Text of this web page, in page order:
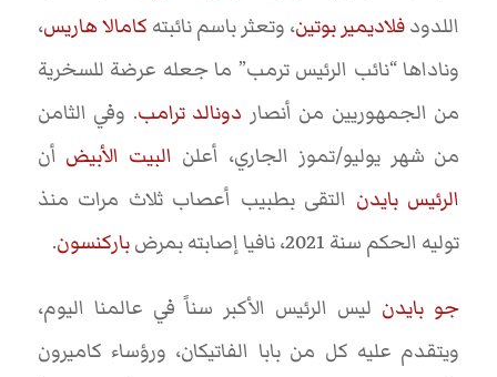
اللدودفلاديمير بوتين، وتعثر باسم نائبته كامالا هاريس،
وناداها “نائب الرئيس ترمب” ما جعله عرضة للسخرية
من الجمهوريين من أنصار دونالد ترامب. وفي الثامن
من شهر يوليو/تموز الجاري، أعلن البيت الأبيض أن
الرئيس بايدن التقى بطبيب أعصاب ثلاث مرات منذ
توليه الحكم سنة 2021، نافيا إصابته بمرض
باركنسون.
جو بايدن ليس الرئيس الأكبر سناً في عالمنا اليوم،
ويتقدم عليه كل من بابا الفاتيكان، ورؤساء كاميرون